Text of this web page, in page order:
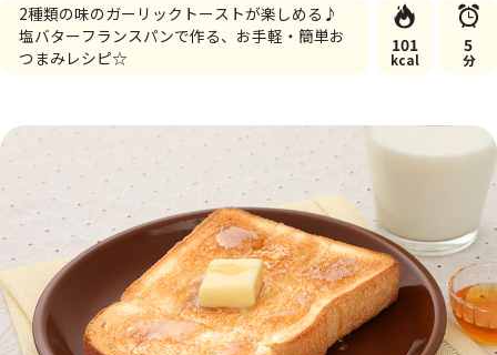
2種類の味のガーリックトーストが楽しめる♪
塩バターフランスパンで作る、お手軽・簡単お
つまみレシピ☆
101
kcal
5
分